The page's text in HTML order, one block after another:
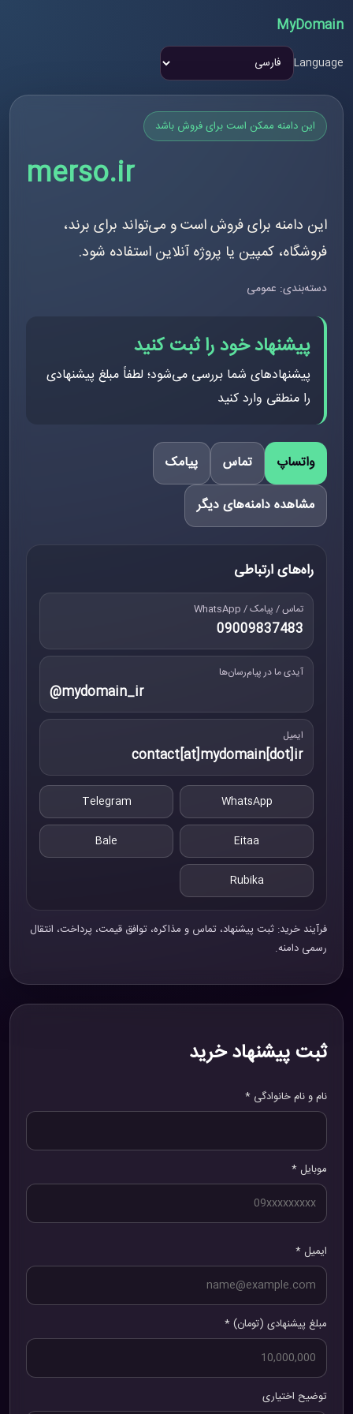
MyDomain
Language
این دامنه ممکن است برای فروش باشد
merso.ir
این دامنه برای فروش است و می‌تواند برای برند،
فروشگاه، کمپین یا پروژه آنلاین استفاده شود.
دسته‌بندی: عمومی
پیشنهاد خود را ثبت کنید
پیشنهادهای شما بررسی می‌شود؛ لطفاً مبلغ پیشنهادی
را منطقی وارد کنید
واتساپ تماس
پیامک
مشاهده دامنه‌های دیگر
راه‌های ارتباطی
تماس / پیامک / WhatsApp
09009837483
آیدی ما در پیام‌رسان‌ها
@mydomain_ir
ایمیل
contact[at]mydomain[dot]ir
WhatsApp
Telegram
Eitaa
Bale
Rubika
فرآیند خرید: ثبت پیشنهاد، تماس و مذاکره، توافق قیمت، پرداخت، انتقال
رسمی دامنه.
ثبت پیشنهاد خرید
نام و نام خانوادگی *
موبایل *
ایمیل *
مبلغ پیشنهادی (تومان) *
توضیح اختیاری